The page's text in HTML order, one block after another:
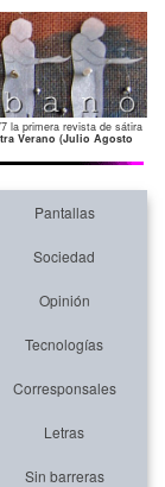
la primera revista de sátira
Verano (Julio Agosto
Pantallas
Sociedad
Opinión
Tecnologías
Corresponsales
Letras
Sin barreras